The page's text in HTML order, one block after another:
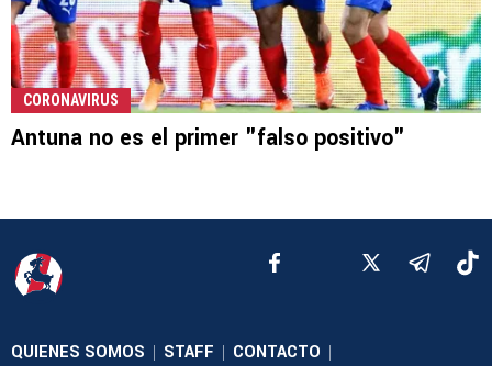
CORONAVIRUS
Antuna no es el primer "falso positivo"
QUIENES SOMOS | STAFF | CONTACTO |